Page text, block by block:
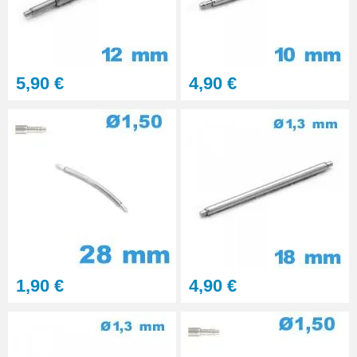
Gros pointeau de pose
manipulation bracelet montre
28,90 €
Interchangeable
5,90 € 4,90 €
1,90 € 4,90 €